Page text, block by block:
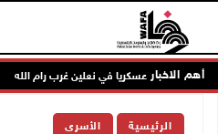
أهم الاخبار
ينصب حاجزا عسكريا في نعلين غرب رام الله
الرئيسية الأسرى